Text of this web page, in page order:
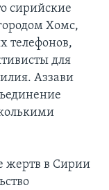
сирийские
Хомс,
телефонов,
для
Аззави
жертв в Сирии